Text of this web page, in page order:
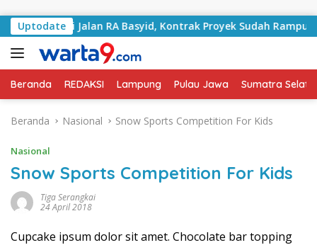
UptodateJalan RA Basyid, Kontrak Proyek Sudah Rampung
Beranda REDAKSI Lampung Pulau Jawa Sumatra
Beranda Nasional Snow Sports Competition For Kids
Nasional
Snow Sports Competition For Kids
Tiga Serangkai
24 April 2018
Cupcake ipsum dolor sit amet. Chocolate bar topping